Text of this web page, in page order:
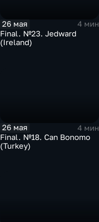
26 мая
4 мин
Final. №23. Jedward
(Ireland)
26 мая
4 мин
Final. №18. Can Bonomo
(Turkey)